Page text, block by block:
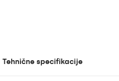
Tehnične specifikacije